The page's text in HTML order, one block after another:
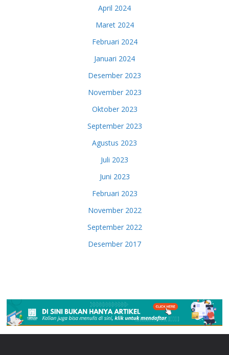
April 2024
Maret 2024
Februari 2024
Januari 2024
Desember 2023
November 2023
Oktober 2023
September 2023
Agustus 2023
Juli 2023
Juni 2023
Februari 2023
November 2022
September 2022
Desember 2017